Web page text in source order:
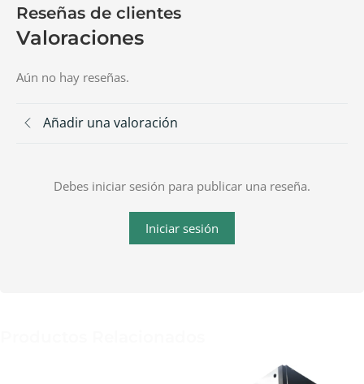
Reseñas de clientes
Valoraciones
Aún no hay reseñas.
Añadir una valoración
Debes iniciar sesión para publicar una reseña.
Iniciar sesión